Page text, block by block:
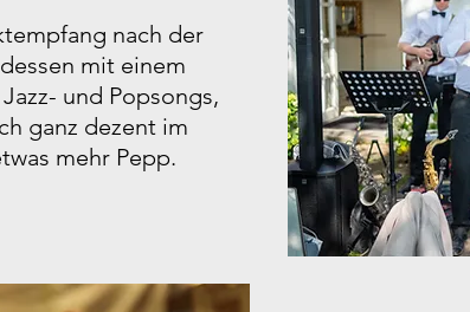
nach der
mit einem
und Popsongs,
ganz dezent im
mehr Pepp.